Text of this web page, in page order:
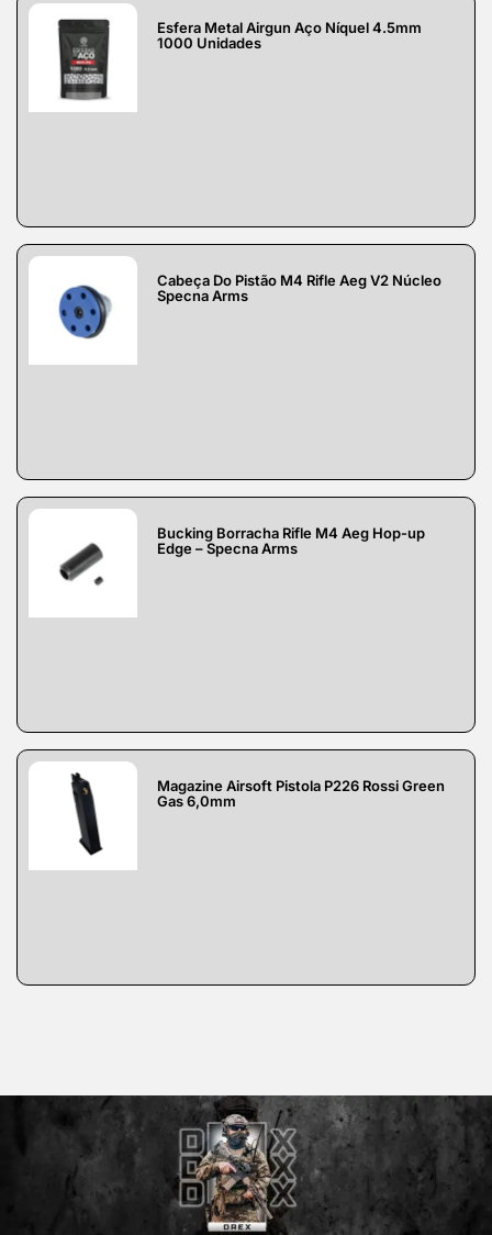
Esfera Metal Airgun Aço Níquel 4.5mm
1000 Unidades
Cabeça Do Pistão M4 Rifle Aeg V2 Núcleo
Specna Arms
Bucking Borracha Rifle M4 Aeg Hop-up
Edge – Specna Arms
Magazine Airsoft Pistola P226 Rossi Green
Gas 6,0mm